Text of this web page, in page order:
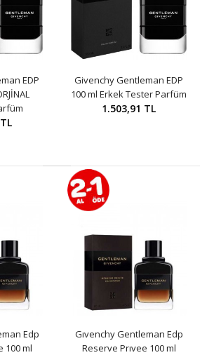
EDP
Givenchy Gentleman EDP
100 ml Erkek Tester Parfüm
1.503,91 TL
Edp
100 ml
Gıvenchy Gentleman Edp
Reserve Prıvee 100 ml